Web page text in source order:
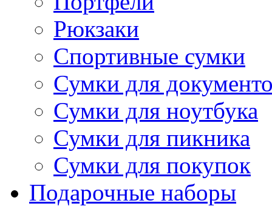
Рюкзаки
Спортивные сумки
Сумки для
Сумки для ноутбука
Сумки для пикника
Сумки для покупок
Подарочные наборы